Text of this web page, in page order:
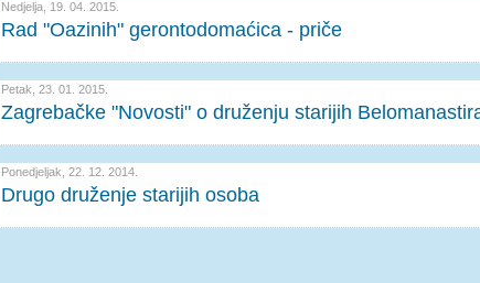
Nedjelja, 19. 04. 2015.
Rad "Oazinih" gerontodomaćica - priče
Petak, 23. 01. 2015.
Zagrebačke "Novosti" o druženju starijih
Ponedjeljak, 22. 12. 2014.
Drugo druženje starijih osoba